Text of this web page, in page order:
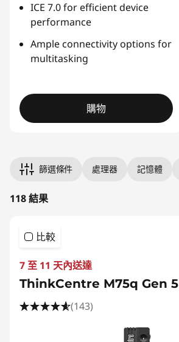
ICE 7.0 for efficient device
performance
Ample connectivity options for
multitasking
購物
篩選條件 處理器 記憶體
118 結果
比較
7 至 11 天內送達
ThinkCentre M75q Gen 5
(143)